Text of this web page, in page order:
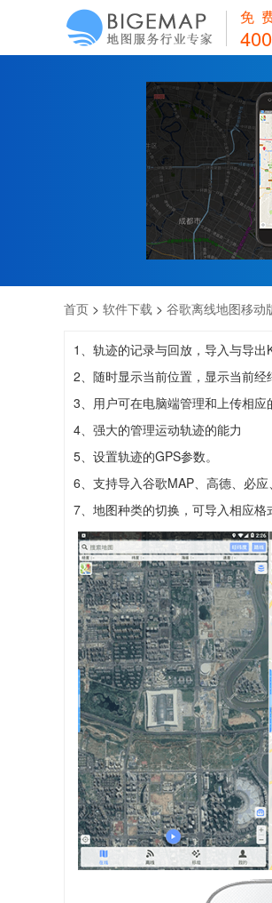
免
首页 > 软件下载 > 谷歌离线地图移动
1、轨迹的记录与回放，导入与导出
2、随时显示当前位置，显示当前经
3、用户可在电脑端管理和上传相
4、强大的管理运动轨迹的能力
5、设置轨迹的GPS参数。
6、支持导入谷歌MAP、高德、必
7、地图种类的切换，可导入相应格